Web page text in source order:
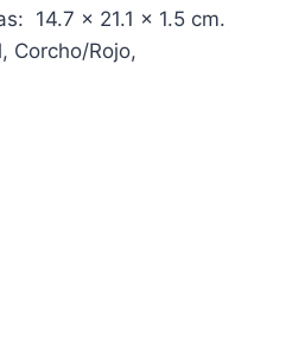
14.7 x 21.1 x 1.5 cm.
Corcho/Rojo,